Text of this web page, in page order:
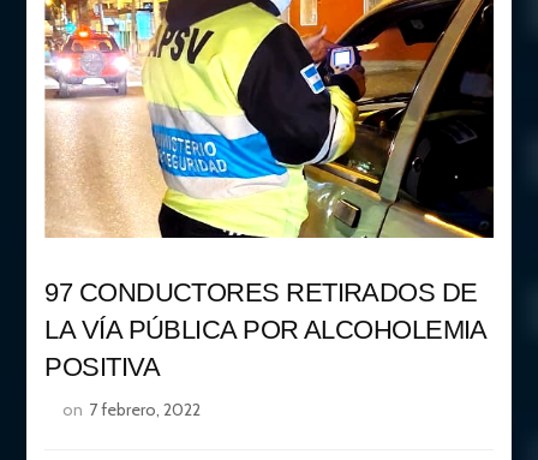
97 CONDUCTORES RETIRADOS DE
LA VÍA PÚBLICA POR ALCOHOLEMIA
POSITIVA
on 7 febrero, 2022